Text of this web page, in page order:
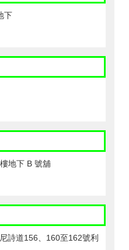
下
地下 B 號舖
詩道156、160至162號利